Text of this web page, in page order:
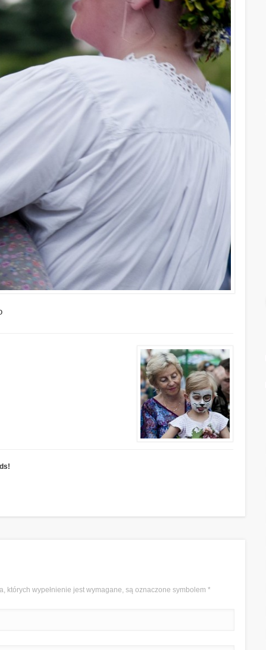
których wypełnienie jest wymagane, są oznaczone symbolem*